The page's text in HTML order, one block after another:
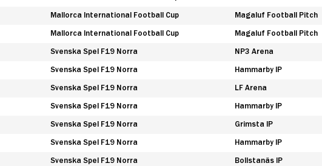
Mallorca International Football Cup Magaluf Football Pitch
Mallorca International Football Cup Magaluf Football Pitch
Svenska Spel F19 Norra NP3 Arena
Svenska Spel F19 Norra Hammarby IP
Svenska Spel F19 Norra LF Arena
Svenska Spel F19 Norra Hammarby IP
Svenska Spel F19 Norra Grimsta IP
Svenska Spel F19 Norra Hammarby IP
Svenska Spel F19 Norra Bollstanäs IP